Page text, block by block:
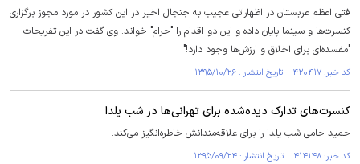
فتی اعظم عربستان در اظهاراتی عجیب به جنجال اخیر در این کشور در مورد مجوز برگزاری
کنسرت‌ها و سینما پایان داده و این دو اقدام را "حرام" خواند. وی گفت در این تفریحات
"مفسده‌ای برای اخلاق و ارزش‌ها وجود دارد!"
کد خبر: ۴۲۰۴۱۷ تاریخ انتشار : ۱۳۹۵/۱۰/۲۶
کنسرت‌های تدارک دیده‌شده برای تهرانی‌ها در شب یلدا
حمید حامی شب یلدا را برای علاقه‌مندانش خاطره‌انگیز می‌کند.
کد خبر: ۴۱۴۱۴۸ تاریخ انتشار : ۱۳۹۵/۰۹/۲۴